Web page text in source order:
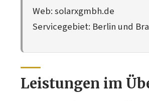
Web: solarxgmbh.de
Servicegebiet: Berlin und
Leistungen im